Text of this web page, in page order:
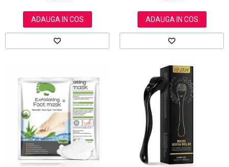
ADAUGA IN COS ADAUGA IN COS